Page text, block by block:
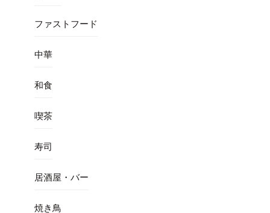
ファストフード
中華
和食
喫茶
寿司
居酒屋・バー
焼き鳥